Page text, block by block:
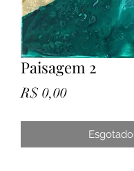
Paisagem 2
R$ 0,00Preço
Esgotado